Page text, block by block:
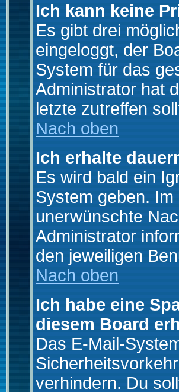
Ich kann keine
Es gibt drei
eingeloggt, der
System für das
Administrator hat
letzte zutreffen
Nach oben
Ich erhalte
Es wird bald ein
System geben.
unerwünschte
Administrator
den jeweiligen
Nach oben
Ich habe eine
diesem Board
Das E-Mail-
verhindern. Du